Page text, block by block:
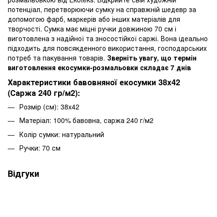
потенціал, перетворюючи сумку на справжній шедевр за
допомогою фарб, маркерів або інших матеріалів для
творчості. Сумка має міцні ручки довжиною 70 см і
виготовлена з надійної та зносостійкої саржі. Вона ідеально
підходить для повсякденного використання, господарських
потреб та пакування товарів. Зверніть увагу, що термін
виготовлення екосумки-розмальовки складає 7 днів
Характеристики бавовняної екосумки 38x42
(Саржа 240 гр/м2):
Розмір (см): 38x42
Матеріал: 100% бавовна, саржа 240 г/м2
Колір сумки: натуральний
Ручки: 70 см
Відгуки